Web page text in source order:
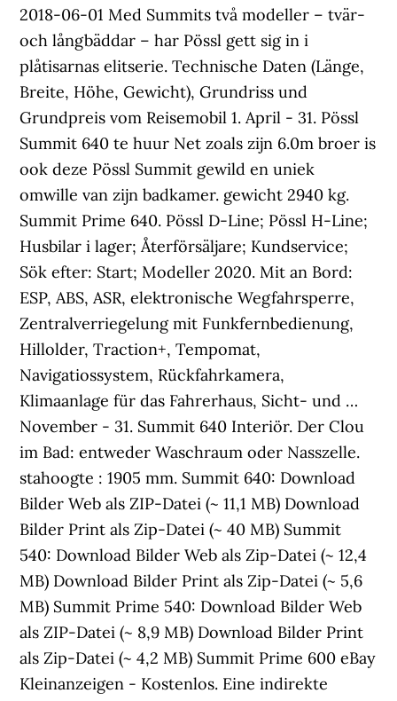
2018-06-01 Med Summits två modeller – tvär-
och långbäddar – har Pössl gett sig in i
plåtisarnas elitserie. Technische Daten (Länge,
Breite, Höhe, Gewicht), Grundriss und
Grundpreis vom Reisemobil 1. April - 31. Pössl
Summit 640 te huur Net zoals zijn 6.0m broer is
ook deze Pössl Summit gewild en uniek
omwille van zijn badkamer. gewicht 2940 kg.
Summit Prime 640. Pössl D-Line; Pössl H-Line;
Husbilar i lager; Återförsäljare; Kundservice;
Sök efter: Start; Modeller 2020. Mit an Bord:
ESP, ABS, ASR, elektronische Wegfahrsperre,
Zentralverriegelung mit Funkfernbedienung,
Hillolder, Traction+, Tempomat,
Navigatiossystem, Rückfahrkamera,
Klimaanlage für das Fahrerhaus, Sicht- und …
November - 31. Summit 640 Interiör. Der Clou
im Bad: entweder Waschraum oder Nasszelle.
stahoogte : 1905 mm. Summit 640: Download
Bilder Web als ZIP-Datei (~ 11,1 MB) Download
Bilder Print als Zip-Datei (~ 40 MB) Summit
540: Download Bilder Web als Zip-Datei (~ 12,4
MB) Download Bilder Print als Zip-Datei (~ 5,6
MB) Summit Prime 540: Download Bilder Web
als ZIP-Datei (~ 8,9 MB) Download Bilder Print
als Zip-Datei (~ 4,2 MB) Summit Prime 600 eBay
Kleinanzeigen - Kostenlos. Eine indirekte